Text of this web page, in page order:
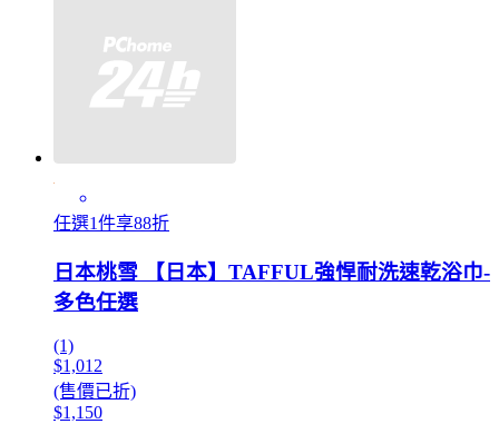
任選1件享88折
日本桃雪 【日本】TAFFUL強悍耐洗速乾浴巾-
多色任選
(1)
$1,012
(售價已折)
$1,150